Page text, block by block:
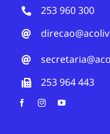
253 960 300
253 964 443